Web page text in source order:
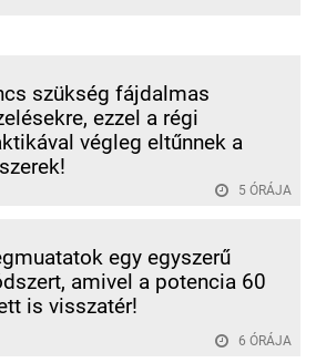
szükség fájdalmas
ezzel a régi
végleg eltűnnek a
5 ÓRÁJA
egy egyszerű
amivel a potencia 60
is visszatér!
6 ÓRÁJA